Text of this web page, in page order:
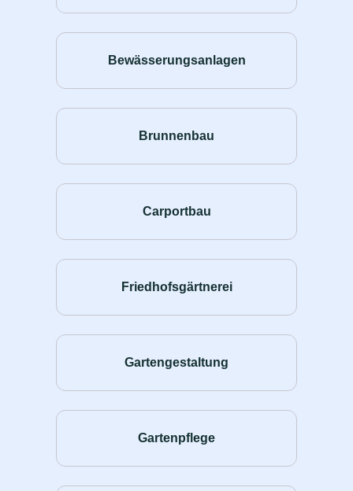
Bewässerungsanlagen
Brunnenbau
Carportbau
Friedhofsgärtnerei
Gartengestaltung
Gartenpflege